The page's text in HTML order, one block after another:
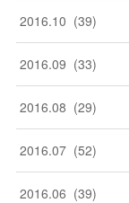
2016.10 (39)
2016.09 (33)
2016.08 (29)
2016.07 (52)
2016.06 (39)